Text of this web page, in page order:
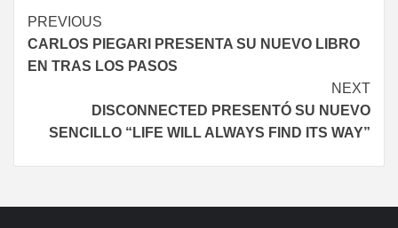
PREVIOUS
CARLOS PIEGARI PRESENTA SU NUEVO LIBRO
EN TRAS LOS PASOS
NEXT
DISCONNECTED PRESENTÓ SU NUEVO
SENCILLO “LIFE WILL ALWAYS FIND ITS WAY”